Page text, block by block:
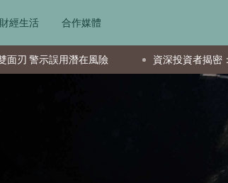
財經生活 合作媒體
資深投資者揭密：若重啟股市，這兩檔ETF會是首選